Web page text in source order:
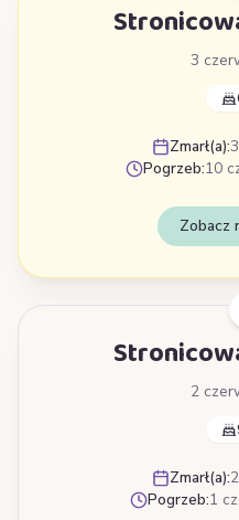
3
Zmarł(a):
Pogrzeb:10
Zobacz
2
Zmarł(a):
Pogrzeb:1